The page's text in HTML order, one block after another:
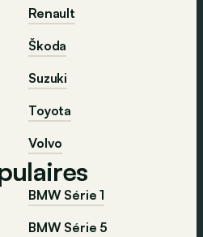
Renault
Škoda
Suzuki
Toyota
Volvo
BMW Série 1
BMW Série 5